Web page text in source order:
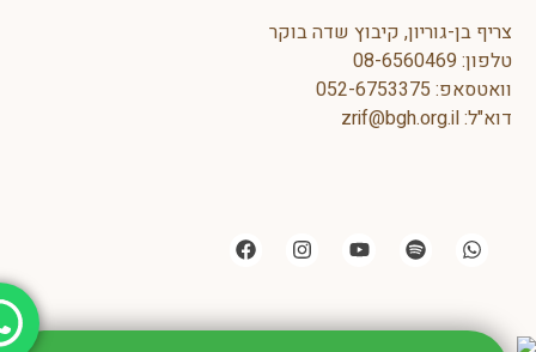
צריף בן-גוריון, קיבוץ שדה בוקר
טלפון:08-6560469
וואטסאפ: 052-6753375
דוא"ל:zrif@bgh.org.il